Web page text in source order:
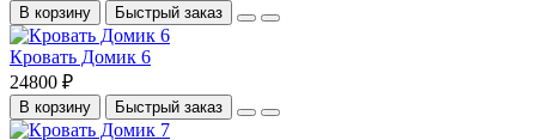
В корзину Быстрый заказ
Кровать Домик 6
24800 ₽
В корзину Быстрый заказ